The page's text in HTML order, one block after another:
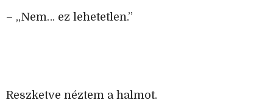
– „Nem… ez lehetetlen.”
Reszketve néztem a halmot.